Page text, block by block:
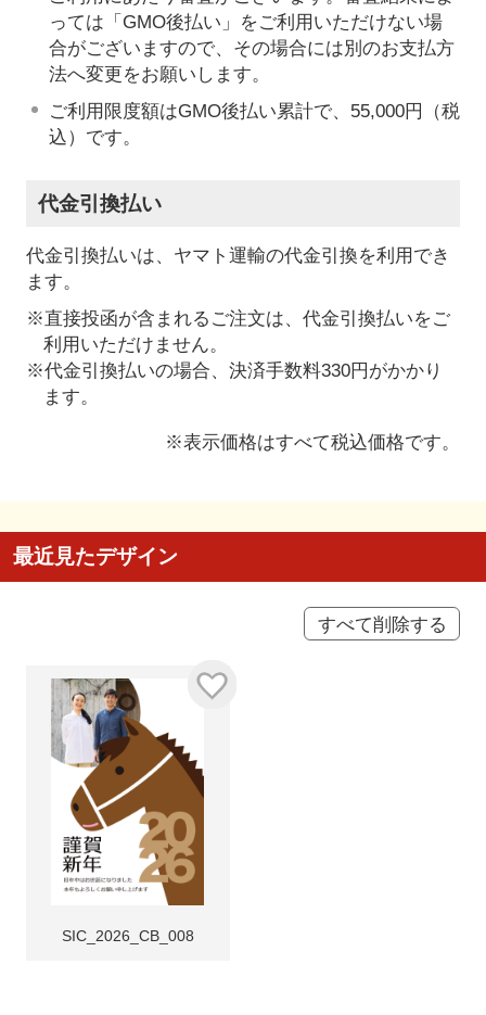
っては「GMO後払い」をご利用いただけない場
合がございますので、その場合には別のお支払方
法へ変更をお願いします。
ご利用限度額はGMO後払い累計で、55,000円（税
込）です。
代金引換払い
代金引換払いは、ヤマト運輸の代金引換を利用でき
ます。
※直接投函が含まれるご注文は、代金引換払いをご
利用いただけません。
※代金引換払いの場合、決済手数料330円がかかり
ます。
※表示価格はすべて税込価格です。
最近見たデザイン
すべて削除する
SIC_2026_CB_008